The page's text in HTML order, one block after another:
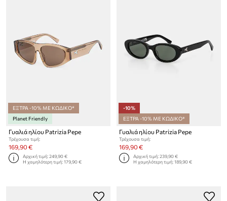
ΕΞΤΡΑ -10% ΜΕ ΚΩΔΙΚΟ*
Planet Friendly
Γυαλιά ηλίου Patrizia Pepe
Τρέχουσα τιμή:
169,90 €
Αρχική τιμή:249,90 €
Η χαμηλότερη τιμή:179,90 €
-10%
ΕΞΤΡΑ -10% ΜΕ ΚΩΔΙΚΟ*
Γυαλιά ηλίου Patrizia Pepe
Τρέχουσα τιμή:
169,90 €
Αρχική τιμή:239,90 €
Η χαμηλότερη τιμή:189,90 €